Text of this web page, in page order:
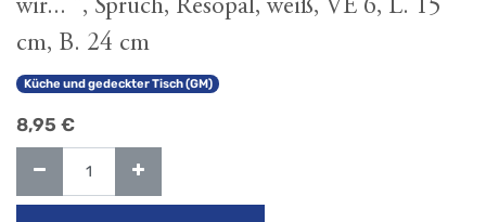
wir... ", Spruch, Resopal, weiß, VE 6, L. 15
cm, B. 24 cm
Küche und gedeckter Tisch (GM)
8,95 €